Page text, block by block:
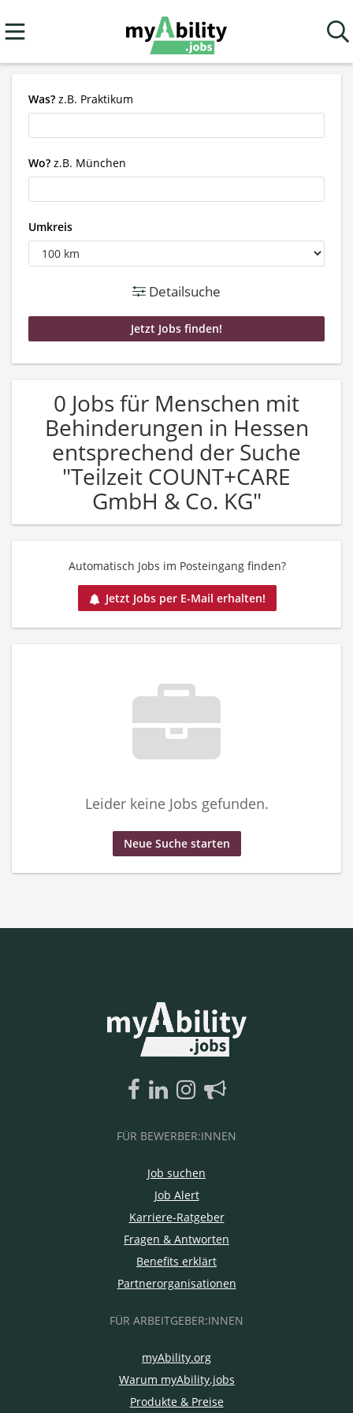
Was? z.B. Praktikum
Wo? z.B. München
Umkreis
Detailsuche
0 Jobs für Menschen mit
Behinderungen in Hessen
entsprechend der Suche
"Teilzeit COUNT+CARE
GmbH & Co. KG"
Automatisch Jobs im Posteingang finden?
Jetzt Jobs per E-Mail erhalten!
Leider keine Jobs gefunden.
Neue Suche starten
FÜR BEWERBER:INNEN
Job suchen
Job Alert
Karriere-Ratgeber
Fragen & Antworten
Benefits erklärt
Partnerorganisationen
FÜR ARBEITGEBER:INNEN
myAbility.org
Warum myAbility.jobs
Produkte & Preise